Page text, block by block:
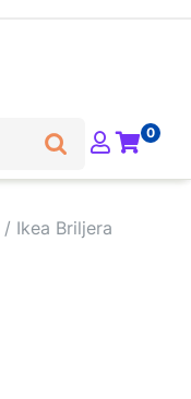
0
/ Ikea Briljera